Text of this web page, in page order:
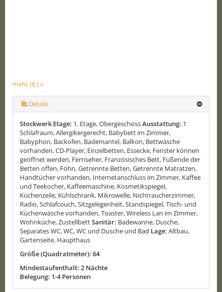
mehr (6 ) »
mehr (6 ) »
mehr (6 ) »
Details
Stockwerk Etage: 1. Etage, ObergeschossAusstattung: 1
Schlafraum, Allergikergerecht, Babybett im Zimmer,
Babyphon, Backofen, Bademantel, Balkon, Bettwäsche
vorhanden, CD-Player, Einzelbetten, Essecke, Fenster können
geöffnet werden, Fernseher, Französisches Bett, Fußende der
Betten offen, Föhn, Getrennte Betten, Getrennte Matratzen,
Handtücher vorhanden, Internetanschluss im Zimmer, Kaffee
und Teekocher, Kaffeemaschine, Kosmetikspiegel,
Küchenzeile, Kühlschrank, Mikrowelle, Nichtraucherzimmer,
Radio, Schlafcouch, Sitzgelegenheit, Standspiegel, Tisch- und
Küchenwäsche vorhanden, Toaster, Wireless Lan im Zimmer,
Wohnküche, ZustellbettSanitär: Badewanne, Dusche,
Separates WC, WC, WC und Dusche und Bad Lage: Altbau,
Gartenseite, Haupthaus
Größe (Quadratmeter): 64
Mindestaufenthalt: 2 Nächte
Belegung: 1-4 Personen